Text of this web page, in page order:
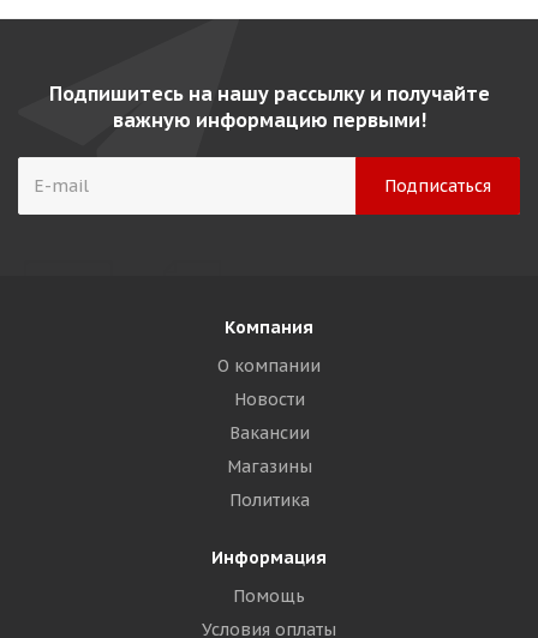
Подпишитесь на нашу рассылку и получайте
важную информацию первыми!
Компания
О компании
Новости
Вакансии
Магазины
Политика
Информация
Помощь
Условия оплаты